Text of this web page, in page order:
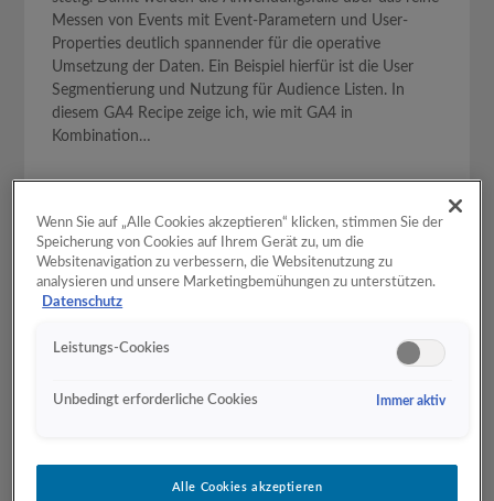
Messen von Events mit Event-Parametern und User-
Properties deutlich spannender für die operative
Umsetzung der Daten. Ein Beispiel hierfür ist die User
Segmentierung und Nutzung für Audience Listen. In
diesem GA4 Recipe zeige ich, wie mit GA4 in
Kombination…
Wenn Sie auf „Alle Cookies akzeptieren“ klicken, stimmen Sie der
Speicherung von Cookies auf Ihrem Gerät zu, um die
Websitenavigation zu verbessern, die Websitenutzung zu
analysieren und unsere Marketingbemühungen zu unterstützen.
Datenschutz
Leistungs-Cookies
Unbedingt erforderliche Cookies Immer aktiv
Alle Cookies akzeptieren